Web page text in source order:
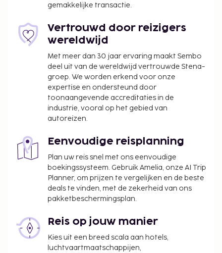
gemakkelijke transactie.
Vertrouwd door reizigers
wereldwijd
Met meer dan 30 jaar ervaring maakt Sembo
deel uit van de wereldwijd vertrouwde Stena-
groep. We worden erkend voor onze
expertise en ondersteund door
toonaangevende accreditaties in de
industrie, vooral op het gebied van
autoreizen.
Eenvoudige reisplanning
Plan uw reis snel met ons eenvoudige
boekingssysteem. Gebruik Amelia, onze AI Trip
Planner, om prijzen te vergelijken en de beste
deals te vinden, met de zekerheid van ons
pakketbeschermingsplan.
Reis op jouw manier
Kies uit een breed scala aan hotels,
luchtvaartmaatschappijen,